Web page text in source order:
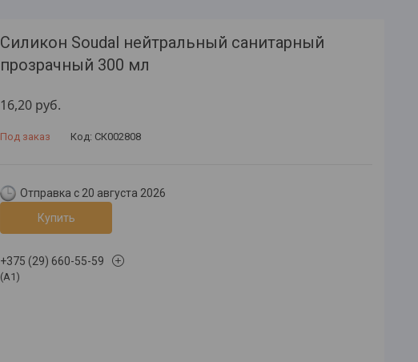
Силикон Soudal нейтральный санитарный
прозрачный 300 мл
16,20 руб.
Под заказ Код: СК002808
Отправка с 20 августа 2026
Купить
+375 (29) 660-55-59
(A1)